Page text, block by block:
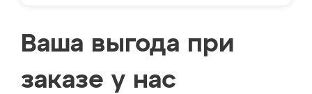
Ваша выгода при
заказе у нас